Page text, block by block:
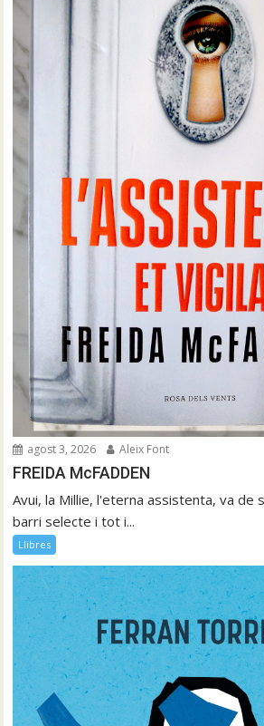
agost 3, 2026 Aleix Font
FREIDA McFADDEN
Avui, la Millie, l'eterna assistenta, va de
barri selecte i tot i...
Llibres